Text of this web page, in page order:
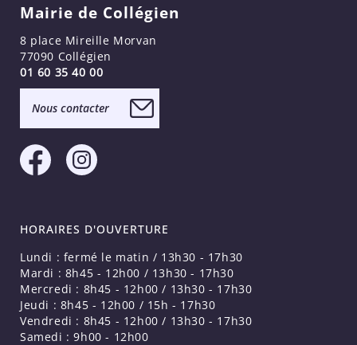
Mairie de Collégien
8 place Mireille Morvan
77090 Collégien
01 60 35 40 00
Nous contacter
HORAIRES D'OUVERTURE
Lundi : fermé le matin / 13h30 - 17h30
Mardi : 8h45 - 12h00 / 13h30 - 17h30
Mercredi : 8h45 - 12h00 / 13h30 - 17h30
Jeudi : 8h45 - 12h00 / 15h - 17h30
Vendredi : 8h45 - 12h00 / 13h30 - 17h30
Samedi : 9h00 - 12h00